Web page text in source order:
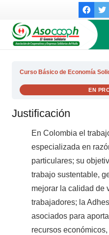
EN
Justificación
En Colombia el
especializada en
particulares; su
trabajo sustentable,
mejorar la calidad de
trabajadores; la
asociados para
recursos